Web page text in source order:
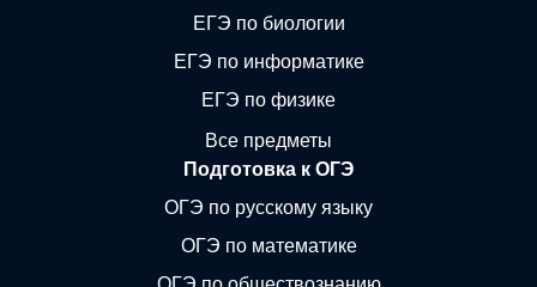
ЕГЭ по биологии
ЕГЭ по информатике
ЕГЭ по физике
Все предметы
Подготовка к ОГЭ
ОГЭ по русскому языку
ОГЭ по математике